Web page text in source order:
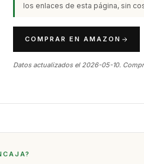
los enlaces de esta página, sin
COMPRAR EN AMAZON
Datos actualizados el 2026-05-10.